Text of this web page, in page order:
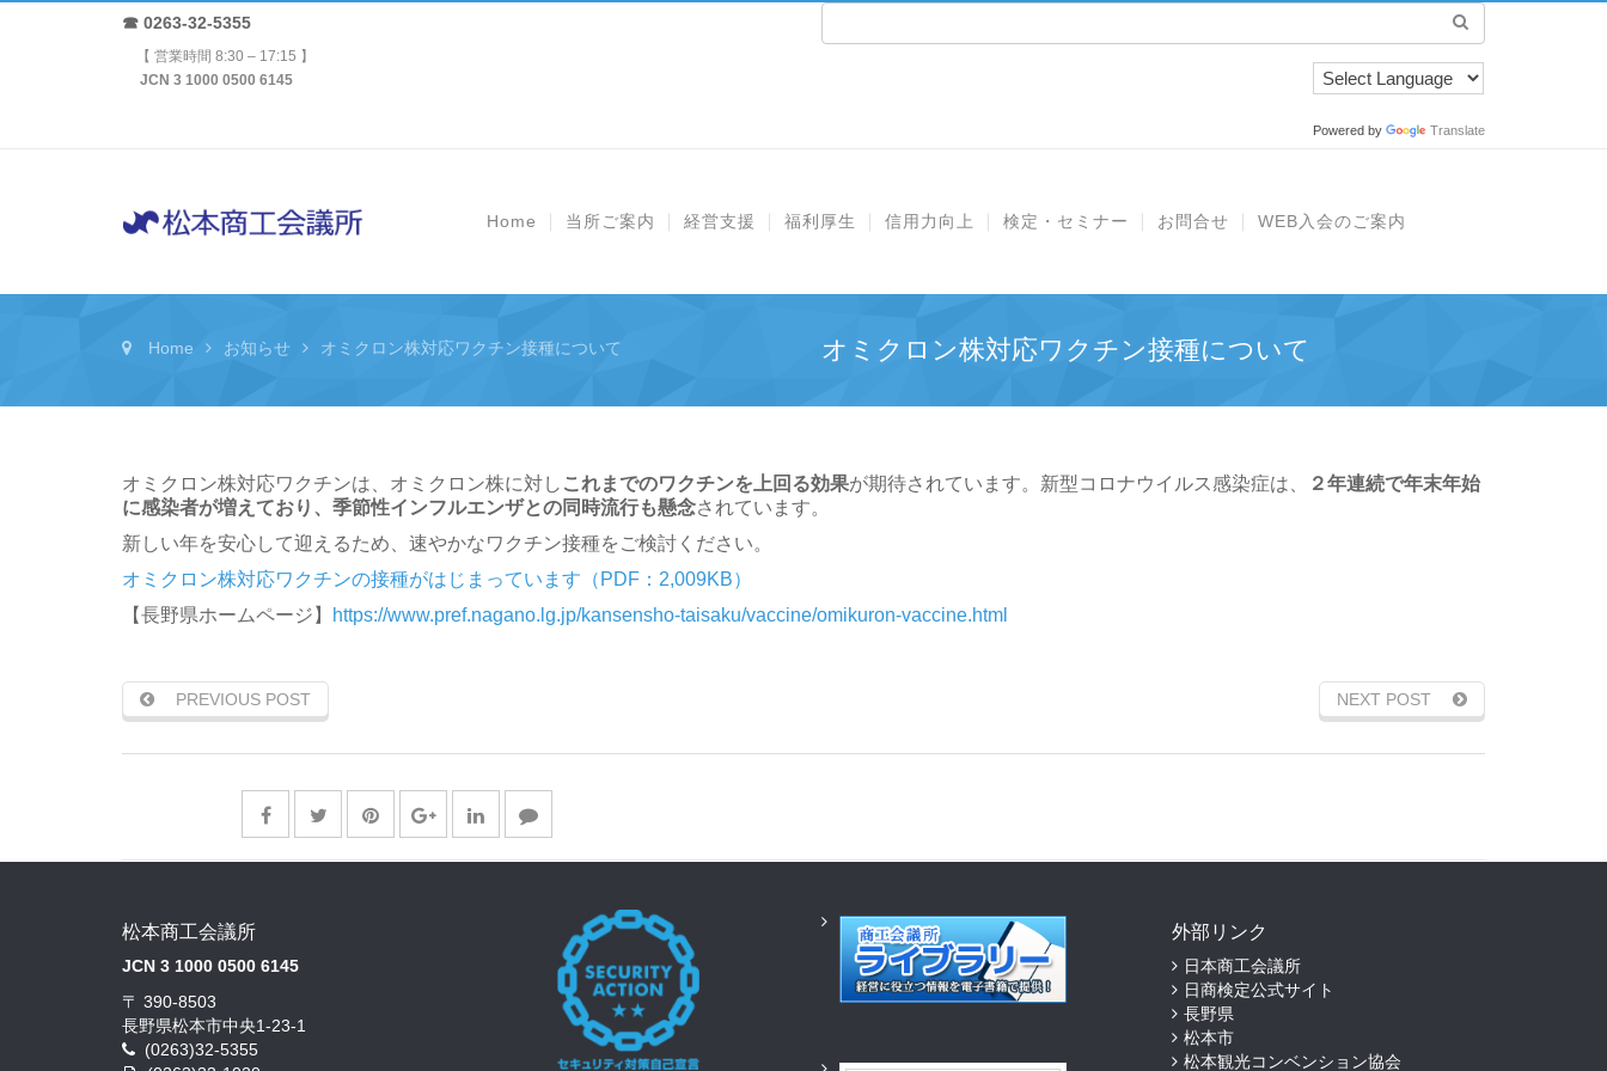
☎ 0263-32-5355
【 営業時間 8:30 – 17:15 】
JCN 3 1000 0500 6145
Powered by Translate
Home 当所ご案内 経営支援 福利厚生 信用力向上 検定・セミナー お問合せ WEB入会のご案内
Home お知らせ オミクロン株対応ワクチン接種について オミクロン株対応ワクチン接種について
オミクロン株対応ワクチンは、オミクロン株に対し これまでのワクチンを上回る効果が期待されています。新型コロナウイルス感染症は、
２年連続で年末年始
に感染者が増えており、季節性インフルエンザとの同時流行も懸念されています。
新しい年を安心して迎えるため、速やかなワクチン接種をご検討ください。
オミクロン株対応ワクチンの接種がはじまっています（PDF：2,009KB）
【長野県ホームページ】
https://www.pref.nagano.lg.jp/kansensho-taisaku/vaccine/omikuron-vaccine.html
PREVIOUS POST NEXT POST
松本商工会議所
JCN 3 1000 0500 6145
〒 390-8503
長野県松本市中央1-23-1
(0263)32-5355
外部リンク
日本商工会議所
日商検定公式サイト
長野県
松本市
松本観光コンベンション協会